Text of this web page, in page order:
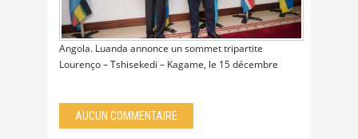
Angola. Luanda annonce un sommet tripartite
Lourenço – Tshisekedi – Kagame, le 15 décembre
AUCUN COMMENTAIRE